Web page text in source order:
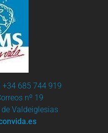
685 744 919
nº 19
Valdeiglesias